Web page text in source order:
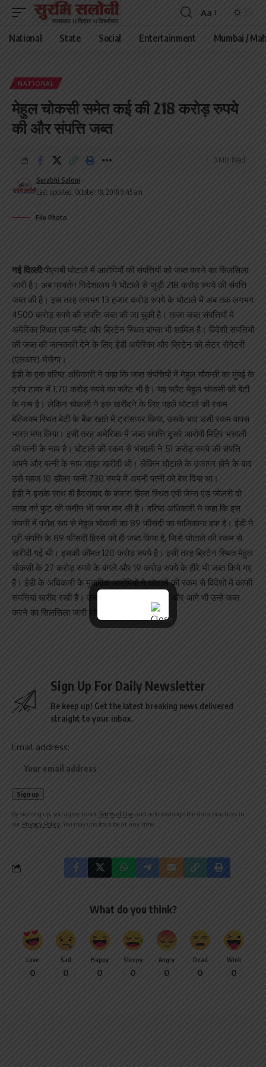
Font
Resizer
Aa
National State Social Entertainment Mumbai /
NATIONAL
मेहुल चोकसी समेत कई की 218 करोड़ रुपये
की और संपत्ति जब्त
Last updated: October 18, 2018 9:45 am
Surabhi Saloni
3 Min Read
File Photo
नई दिल्ली:पीएनबी घोटाले में आरोपियों की संपत्तियों को जब्त करने का सिलसिला
जारी है। अब प्रवर्तन निदेशालय ने घोटाले से जुड़ी 218 करोड़ रुपये की संपत्ति
जब्त की है। इस तरह लगभग 13 हजार करोड़ रुपये के घोटाले में अब तक लगभग
4500 करोड़ रुपये की संपत्ति जब्त की जा चुकी है। ताजा जब्त संपत्तियों में
अमेरिका स्थित एक फ्लैट और ब्रिटेन स्थित बांग्ला भी शामिल है। विदेशी संपत्तियों
की जब्त की जानकारी देने के लिए ईडी अमेरिका और ब्रिटेन को लेटर रोगेटरी
(एलआर) भेजेगा।
ईडी के एक वरिष्ठ अधिकारी ने कहा कि जब्त संपत्तियों में मेहुल चौकसी का मुंबई के
ट्रंप टावर में 1.70 करोड़ रुपये का फ्लैट भी है। यह फ्लैट मेहुल चोकसी की बेटी
के नाम है। लेकिन चोकसी ने इस खरीदने के लिए पहले घोटाले की रकम
बेल्जियम स्थित बेटी के बैंक खाते में ट्रांसफर किया, उसके बाद उसी रकम वापस
भारत मंगा लिया। इसी तरह अमेरिका में जब्त संपत्ति दूसरे आरोपी मिहिर भंसाली
की पत्नी के नाम है। घोटाले की रकम से भंसाली ने 51 करोड़ रुपये की संपत्ति
अपने और पत्नी के नाम साझा खरीदी थी। लेकिन घोटाले के उजागर होने के बाद
उसे महज 10 डॉलर यानी 730 रुपये में अपनी पत्नी को बेच दिया था।
ईडी ने इसके साथ ही हैदराबाद के बंजारा हिल्स स्थित एपी जेम्स एंड ज्वेलरी दो
लाख वर्ग फुट की जमीन भी जब्त कर ली है। वरिष्ठ अधिकारी ने कहा कि इस
कंपनी में परोक्ष रूप से मेहुल चोकसी का 89 फीसदी का मालिकाना हक है। ईडी ने
पूरी संपत्ति के 89 फीसदी हिस्से को ही जब्त किया है, जिसे घोटाले की रकम से
खरीदी गई थी। इसकी कीमत 120 करोड़ रुपये है। इसी तरह ब्रिटेन स्थित मेहुल
चोकसी के 27 करोड़ रुपये के बंगले और 19 करोड़ रुपये के हीरे भी जब्त किये गए
हैं। ईडी के अधिकारी के मुताबिक आरोपियों ने घोटाले की रकम से विदेशों में काफी
संपत्तियां खरीद रखी हैं। उनका पता लगाया जा रहा है और आगे भी उन्हें जब्त
करने का सिलसिला जारी रहेगा।
Sign Up For Daily Newsletter
Be keep up! Get the latest breaking news delivered
straight to your inbox.
Email address:
By signing up, you agree to our Terms of Use and acknowledge the data practices in
our Privacy Policy. You may unsubscribe at any time.
What do you think?
Love
0
Sad
0
Happy
0
Sleepy
0
Angry
0
Dead
0
Wink
0